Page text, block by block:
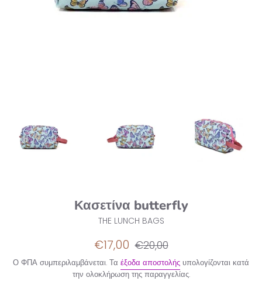
Κασετίνα butterfly
THE LUNCH BAGS
Τιμή
€17,00 Κανονική
€20,00
Ο ΦΠΑ συμπεριλαμβάνεται. Τα έξοδα αποστολής υπολογίζονται κατά
την ολοκλήρωση της παραγγελίας.